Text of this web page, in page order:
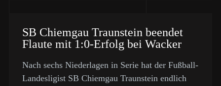
SB Chiemgau Traunstein beendet
Flaute mit 1:0-Erfolg bei Wacker
Nach sechs Niederlagen in Serie hat der Fußball-
Landesligist SB Chiemgau Traunstein endlich